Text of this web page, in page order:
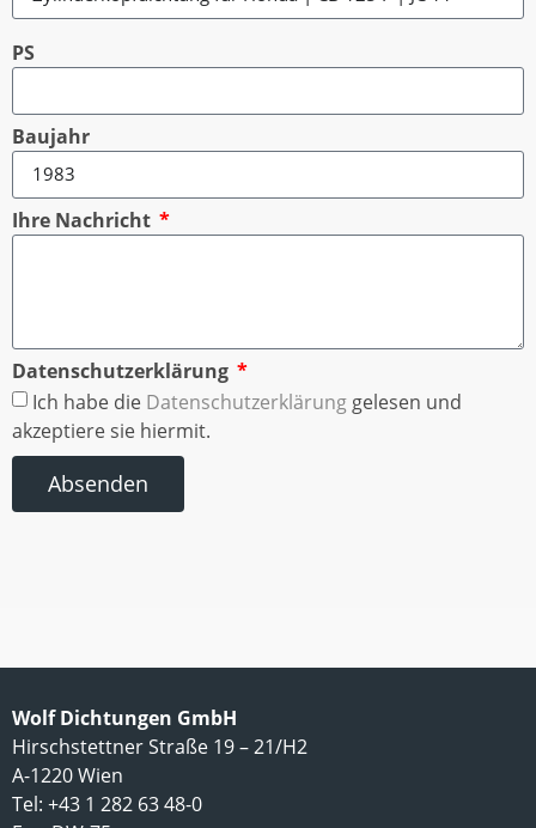
PS
Baujahr
Ihre Nachricht
Datenschutzerklärung
Ich habe die Datenschutzerklärung gelesen und
akzeptiere sie hiermit.
Absenden
Wolf Dichtungen GmbH
Hirschstettner Straße 19 – 21/H2
A-1220 Wien
Tel: +43 1 282 63 48-0